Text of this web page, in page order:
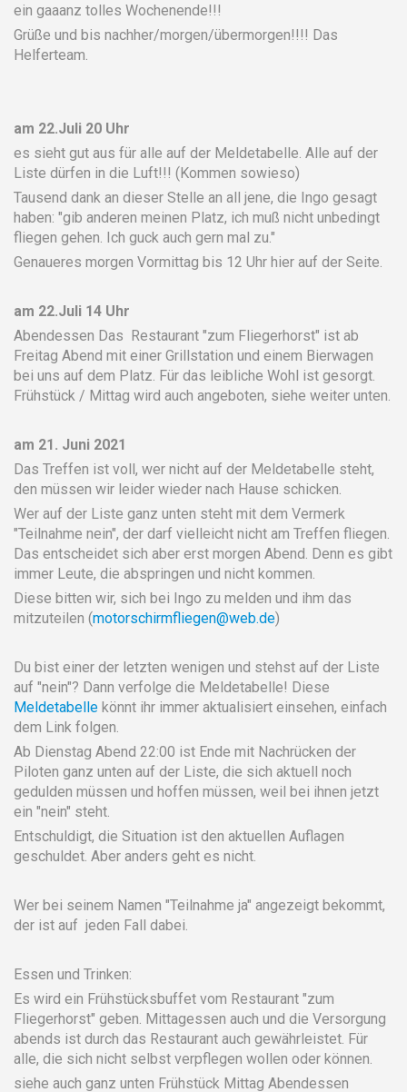
ein gaaanz tolles Wochenende!!!
Grüße und bis nachher/morgen/übermorgen!!!! Das
Helferteam.
am 22.Juli 20 Uhr
es sieht gut aus für alle auf der Meldetabelle. Alle auf der
Liste dürfen in die Luft!!! (Kommen sowieso)
Tausend dank an dieser Stelle an all jene, die Ingo gesagt
haben: "gib anderen meinen Platz, ich muß nicht unbedingt
fliegen gehen. Ich guck auch gern mal zu."
Genaueres morgen Vormittag bis 12 Uhr hier auf der Seite.
am 22.Juli 14 Uhr
Abendessen Das Restaurant "zum Fliegerhorst" ist ab
Freitag Abend mit einer Grillstation und einem Bierwagen
bei uns auf dem Platz. Für das leibliche Wohl ist gesorgt.
Frühstück / Mittag wird auch angeboten, siehe weiter unten.
am 21. Juni 2021
Das Treffen ist voll, wer nicht auf der Meldetabelle steht,
den müssen wir leider wieder nach Hause schicken.
Wer auf der Liste ganz unten steht mit dem Vermerk
"Teilnahme nein", der darf vielleicht nicht am Treffen fliegen.
Das entscheidet sich aber erst morgen Abend. Denn es gibt
immer Leute, die abspringen und nicht kommen.
Diese bitten wir, sich bei Ingo zu melden und ihm das
mitzuteilen (motorschirmfliegen@web.de)
Du bist einer der letzten wenigen und stehst auf der Liste
auf "nein"? Dann verfolge die Meldetabelle! Diese
Meldetabelle könnt ihr immer aktualisiert einsehen, einfach
dem Link folgen.
Ab Dienstag Abend 22:00 ist Ende mit Nachrücken der
Piloten ganz unten auf der Liste, die sich aktuell noch
gedulden müssen und hoffen müssen, weil bei ihnen jetzt
ein "nein" steht.
Entschuldigt, die Situation ist den aktuellen Auflagen
geschuldet. Aber anders geht es nicht.
Wer bei seinem Namen "Teilnahme ja" angezeigt bekommt,
der ist auf jeden Fall dabei.
Essen und Trinken:
Es wird ein Frühstücksbuffet vom Restaurant "zum
Fliegerhorst" geben. Mittagessen auch und die Versorgung
abends ist durch das Restaurant auch gewährleistet. Für
alle, die sich nicht selbst verpflegen wollen oder können.
siehe auch ganz unten Frühstück Mittag Abendessen